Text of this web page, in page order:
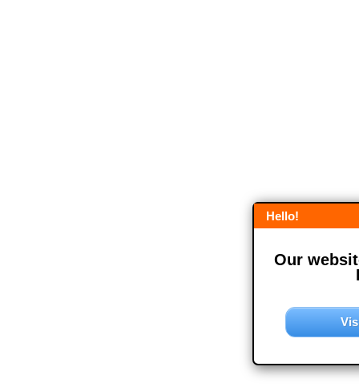
Hello!
Our